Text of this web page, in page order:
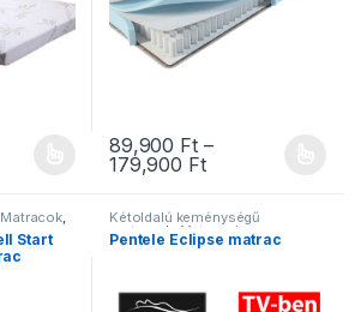
19,900 Ft - 54,900 Ft
több variációja van. A változatok a
89,900 Ft –
179,900 FtÁrtartomány:
Ennek a terméknek több
Matracok,
Start
Kétoldalú keménységű
matracok, Matracok
Memóriahabos matracok,
Pentele Eclipse matrac